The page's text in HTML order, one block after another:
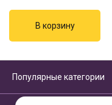
Популярные категории